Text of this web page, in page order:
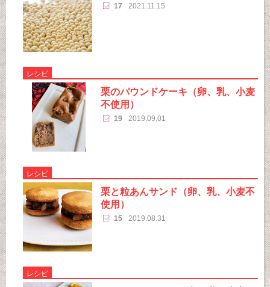
17 2021.11.15
レシピ
栗のパウンドケーキ（卵、乳、小麦
不使用）
19 2019.09.01
レシピ
栗と粒あんサンド（卵、乳、小麦不
使用）
15 2019.08.31
レシピ